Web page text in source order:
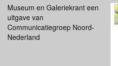
Museum en Galeriekrant een
uitgave van
Communicatiegroep Noord-
Nederland